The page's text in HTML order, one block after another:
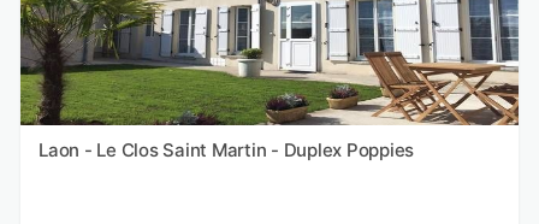
Laon - Le Clos Saint Martin - Duplex Poppies